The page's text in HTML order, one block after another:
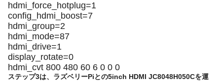
hdmi_force_hotplug=1
config_hdmi_boost=7
hdmi_group=2
hdmi_mode=87
hdmi_drive=1
display_rotate=0
hdmi_cvt 800 480 60 6 0 0 0
ステップ3は、ラズベリーPiとの5inch HDMI JC8048H050Cを運